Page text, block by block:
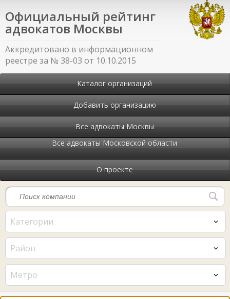
Официальный рейтинг
адвокатов Москвы
Аккредитовано в информационном
реестре за № 38-03 от 10.10.2015
Каталог организаций
Добавить организацию
Все адвокаты Москвы
Все адвокаты Московской области
О проекте
Категории
Район
Метро